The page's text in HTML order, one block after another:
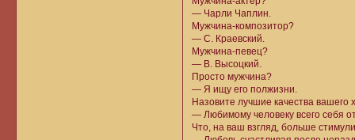
— Чарли Чаплин.
Мужчина-композитор?
— С. Краевский.
Мужчина-певец?
— В. Высоцкий.
Просто мужчина?
— Я ищу его полжизни.
Назовите лучшие качества
— Любимому человеку всего себя
Что, на ваш взгляд, больше